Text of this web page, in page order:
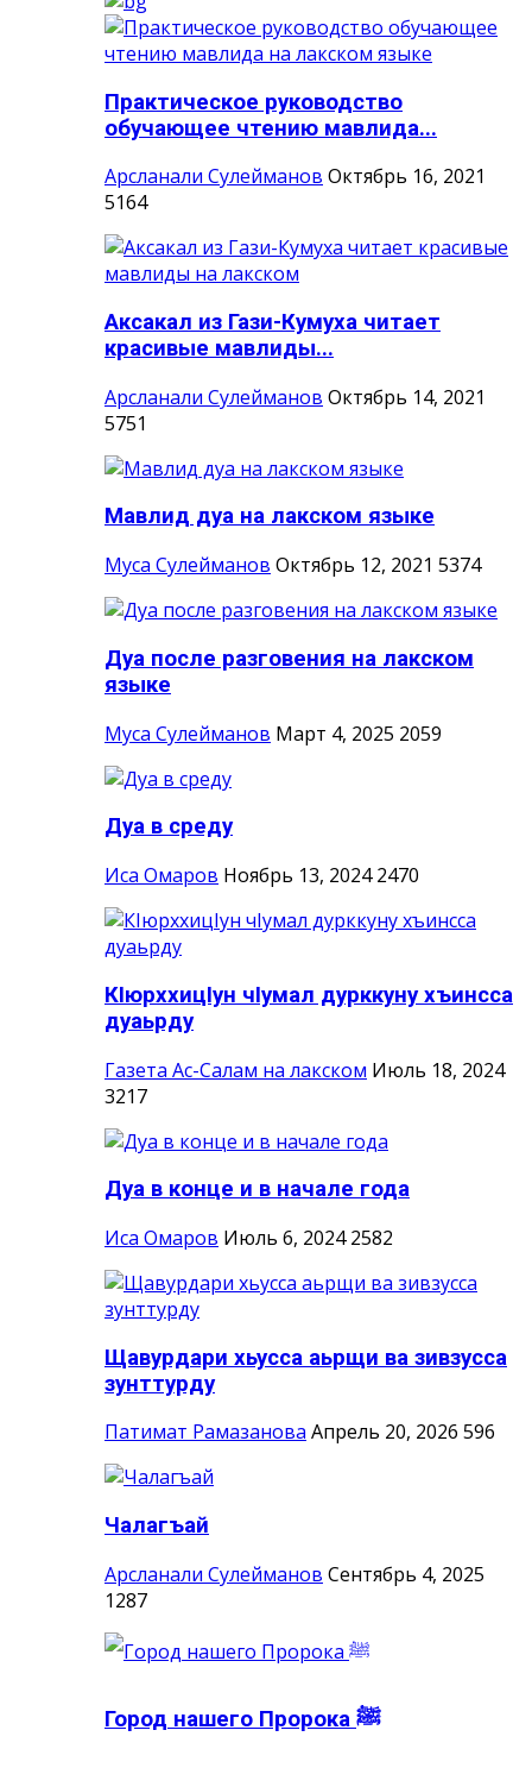
Практическое руководство
обучающее чтению мавлида...
Арсланали Сулейманов Октябрь 16, 2021
5164
Аксакал из Гази-Кумуха читает
красивые мавлиды...
Арсланали Сулейманов Октябрь 14, 2021
5751
Мавлид дуа на лакском языке
Муса Сулейманов Октябрь 12, 2021 5374
Дуа после разговения на лакском
языке
Муса Сулейманов Март 4, 2025 2059
Дуа в среду
Иса Омаров Ноябрь 13, 2024 2470
КIюрххицIун чIумал дурккуну хъинсса
дуаьрду
Газета Ас-Салам на лакском Июль 18, 2024
3217
Дуа в конце и в начале года
Иса Омаров Июль 6, 2024 2582
Щавурдари хьусса аьрщи ва зивзусса
зунттурду
Патимат Рамазанова Апрель 20, 2026 596
Чалагъай
Арсланали Сулейманов Сентябрь 4, 2025
1287
Город нашего Пророка ‎ﷺ